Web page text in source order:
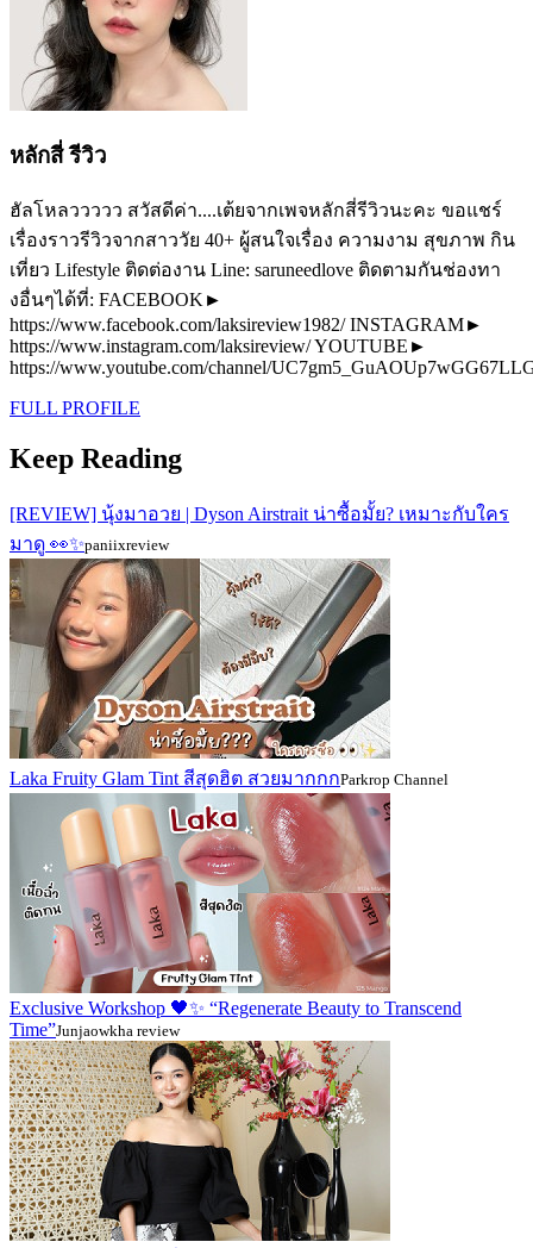
หลักสี่ รีวิว
ฮัลโหลววววว สวัสดีค่า....เต้ยจากเพจหลักสี่รีวิวนะคะ ขอแชร์
เรื่องราวรีวิวจากสาววัย 40+ ผู้สนใจเรื่อง ความงาม สุขภาพ กิน
เที่ยว Lifestyle ติดต่องาน Line: saruneedlove ติดตามกันช่องทา
งอื่นๆได้ที่: FACEBOOK►
https://www.facebook.com/laksireview1982/ INSTAGRAM►
https://www.instagram.com/laksireview/ YOUTUBE►
https://www.youtube.com/channel/
FULL PROFILE
Keep Reading
[REVIEW] นุ้งมาอวย | Dyson Airstrait น่าซื้อมั้ย? เหมาะกับใคร
มาดู 👀✨paniixreview
Laka Fruity Glam Tint สีสุดฮิต สวยมากกกParkrop Channel
Exclusive Workshop 🖤✨ “Regenerate Beauty to Transcend
Time”Junjaowkha review